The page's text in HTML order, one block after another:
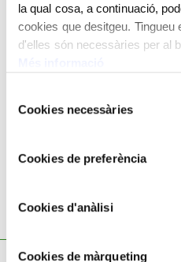
la qual cosa, a continuació,
cookies que desitgeu. Tingueu
d'elles són necessàries per al
deCookies necessàries
Cookies de preferència
Cookies d'anàlisi
Cookies de màrqueting
Encunyat per Gal·liè,
Roma. 260-268 dC